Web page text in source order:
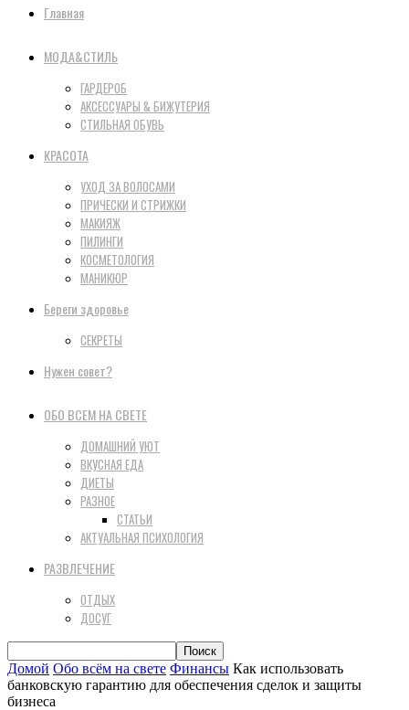
Главная
МОДА&СТИЛЬ
ГАРДЕРОБ
АКСЕССУАРЫ & БИЖУТЕРИЯ
СТИЛЬНАЯ ОБУВЬ
КРАСОТА
УХОД ЗА ВОЛОСАМИ
ПРИЧЕСКИ И СТРИЖКИ
МАКИЯЖ
ПИЛИНГИ
КОСМЕТОЛОГИЯ
МАНИКЮР
Береги здоровье
СЕКРЕТЫ
Нужен совет?
ОБО ВСЕМ НА СВЕТЕ
ДОМАШНИЙ УЮТ
ВКУСНАЯ ЕДА
ДИЕТЫ
РАЗНОЕ
СТАТЬИ
АКТУАЛЬНАЯ ПСИХОЛОГИЯ
РАЗВЛЕЧЕНИЕ
ОТДЫХ
ДОСУГ
Домой Обо всём на свете Финансы Как использовать
банковскую гарантию для обеспечения сделок и защиты
бизнеса